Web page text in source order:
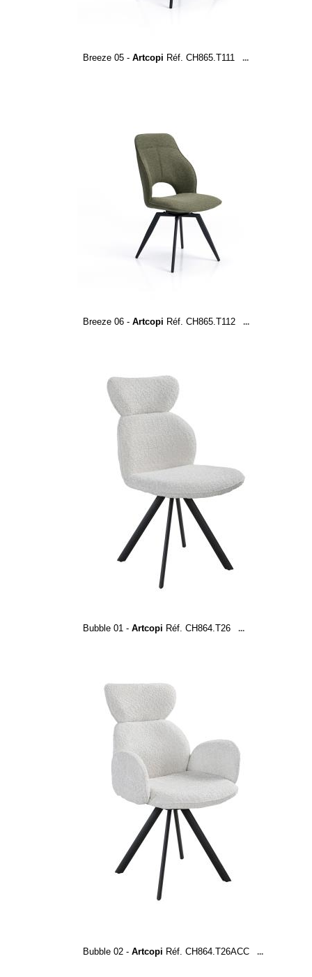
Breeze 05 - Artcopi Réf. CH865.T111 ...
Breeze 06 - Artcopi Réf. CH865.T112 ...
Bubble 01 - Artcopi Réf. CH864.T26 ...
Bubble 02 - Artcopi Réf. CH864.T26ACC ...